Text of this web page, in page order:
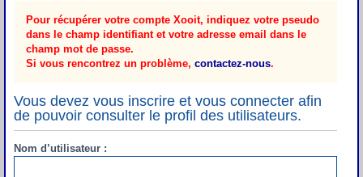
Pour récupérer votre compte Xooit, indiquez votre pseudo
dans le champ identifiant et votre adresse email dans le
champ mot de passe.
Si vous rencontrez un problème, contactez-nous.
Vous devez vous inscrire et vous connecter afin
de pouvoir consulter le profil des utilisateurs.
Nom d’utilisateur :